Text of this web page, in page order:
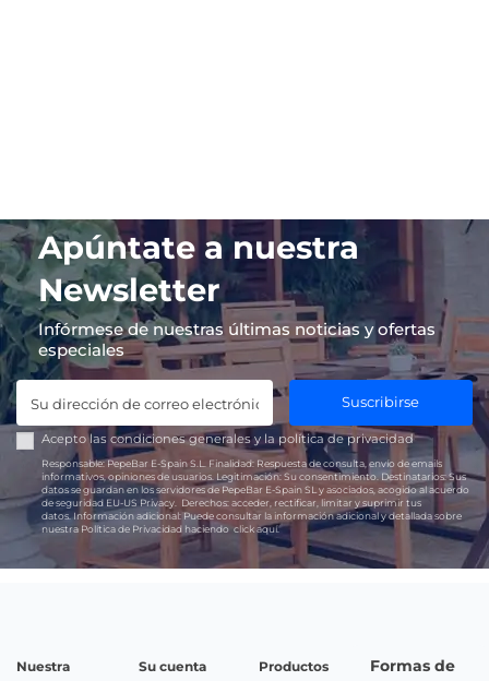
Apúntate a nuestra
Newsletter
Infórmese de nuestras últimas noticias y ofertas
especiales
Suscribirse
Acepto las condiciones generales y lapolítica de privacidad
Responsable:PepeBar E-Spain S.L. Finalidad: Respuesta de consulta, envío de emails
informativos, opiniones de usuarios. Legitimación: Su consentimiento. Destinatarios:Sus
datos se guardan en los servidores de PepeBar E-Spain SL y asociados, acogido al acuerdo
de seguridad EU-US Privacy.
Derechos: acceder, rectificar, limitar y suprimir tus
datos.Información adicional:Puede consultar la información adicional y detallada sobre
nuestra Política de Privacidad haciendoclick aquí.
Nuestra
Su cuenta Productos
Formas de